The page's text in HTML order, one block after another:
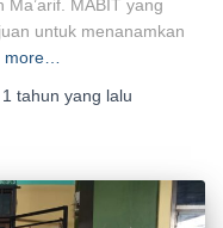
MABIT yang
untuk menanamkan
more…
1 tahun yang lalu